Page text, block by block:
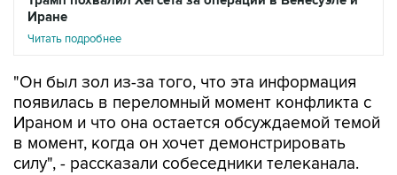
Иране
Читать подробнее
"Он был зол из-за того, что эта информация
появилась в переломный момент конфликта с
Ираном и что она остается обсуждаемой темой
в момент, когда он хочет демонстрировать
силу", - рассказали собеседники телеканала.